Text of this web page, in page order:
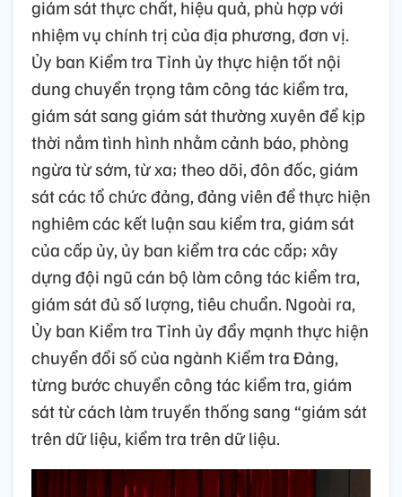
giám sát thực chất, hiệu quả, phù hợp với
nhiệm vụ chính trị của địa phương, đơn vị.
Ủy ban Kiểm tra Tỉnh ủy thực hiện tốt nội
dung chuyển trọng tâm công tác kiểm tra,
giám sát sang giám sát thường xuyên để kịp
thời nắm tình hình nhằm cảnh báo, phòng
ngừa từ sớm, từ xa; theo dõi, đôn đốc, giám
sát các tổ chức đảng, đảng viên để thực hiện
nghiêm các kết luận sau kiểm tra, giám sát
của cấp ủy, ủy ban kiểm tra các cấp; xây
dựng đội ngũ cán bộ làm công tác kiểm tra,
giám sát đủ số lượng, tiêu chuẩn. Ngoài ra,
Ủy ban Kiểm tra Tỉnh ủy đẩy mạnh thực hiện
chuyển đổi số của ngành Kiểm tra Đảng,
từng bước chuyển công tác kiểm tra, giám
sát từ cách làm truyền thống sang “giám sát
trên dữ liệu, kiểm tra trên dữ liệu.